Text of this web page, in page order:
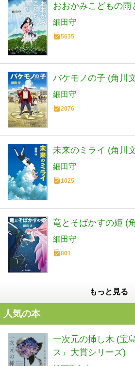
おおかみこどもの雨
細田守
5635
バケモノの子 (角川
細田守
2076
未来のミライ (角川
細田守
1025
竜とそばかすの姫 (
細田守
801
もっと見る
人気の本
一次元の挿し木 (宝
ス』大賞シリーズ)